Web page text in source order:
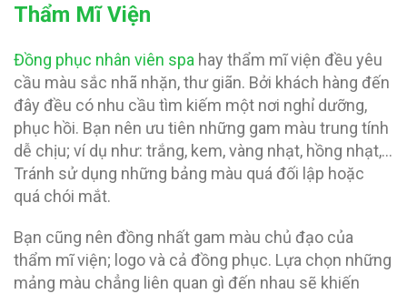
Thẩm Mĩ Viện
Đồng phục nhân viên spa hay thẩm mĩ viện đều yêu
cầu màu sắc nhã nhặn, thư giãn. Bởi khách hàng đến
đây đều có nhu cầu tìm kiếm một nơi nghỉ dưỡng,
phục hồi. Bạn nên ưu tiên những gam màu trung tính
dễ chịu; ví dụ như: trắng, kem, vàng nhạt, hồng nhạt,…
Tránh sử dụng những bảng màu quá đối lập hoặc
quá chói mắt.
Bạn cũng nên đồng nhất gam màu chủ đạo của
thẩm mĩ viện; logo và cả đồng phục. Lựa chọn những
mảng màu chẳng liên quan gì đến nhau sẽ khiến